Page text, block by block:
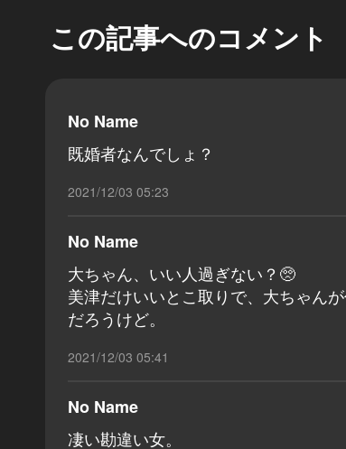
この記事へのコメント
No Name
既婚者なんでしょ？
2021/12/03 05:23
No Name
大ちゃん、いい人過ぎない？🥺
美津だけいいとこ取りで、大ちゃん
だろうけど。
2021/12/03 05:41
No Name
凄い勘違い女。